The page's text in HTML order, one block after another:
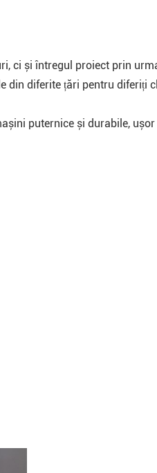
ci și întregul proiect prin
din diferite țări pentru diferiți
puternice și durabile,